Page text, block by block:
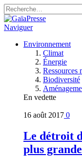
Naviguer
Environnement
Climat
Énergie
Ressources
Biodiversité
En vedette
16 août 2017 0
Le détroit
plus